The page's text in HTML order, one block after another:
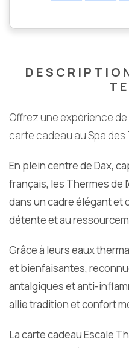
Offrez une expérience
carte cadeau au Spa des
En plein centre de Dax,
français, les Thermes de
dans un cadre élégant et
détente et au
Grâce à leurs eaux
et bienfaisantes,
antalgiques et anti-
allie tradition et confort
La carte cadeau Escale